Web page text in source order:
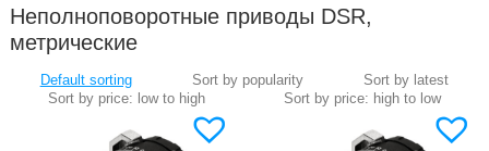
Неполноповоротные приводы DSR,
метрические